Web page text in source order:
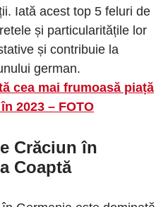
Iată acest top 5 feluri de
și particularitățile lor
și contribuie la
german.
cea mai frumoasă piață
2023 – FOTO
Crăciun în
Coaptă